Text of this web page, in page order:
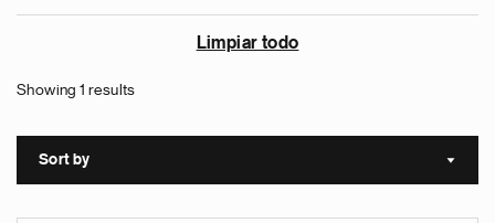
Limpiar todo
Showing 1 results
Sort by Sort